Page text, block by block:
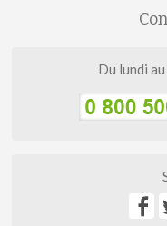
Du lundi